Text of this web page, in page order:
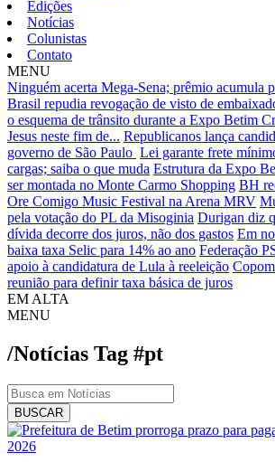
Edições
Notícias
Colunistas
Contato
MENU
Ninguém acerta Mega-Sena; prêmio acumula
Brasil repudia revogação de visto de
o esquema de trânsito durante a Expo Betim
Jesus neste fim de... Republicanos lança
governo de São Paulo Lei garante frete
cargas; saiba o que muda Estrutura da Expo
ser montada no Monte Carmo Shopping BH
Ore Comigo Music Festival na Arena MRV
pela votação do PL da Misoginia Durigan diz
dívida decorre dos juros, não dos gastos Em
baixa taxa Selic para 14% ao ano Federação
apoio à candidatura de Lula à reeleição
reunião para definir taxa básica de juros
EM ALTA
MENU
/Notícias Tag #pt
BUSCAR